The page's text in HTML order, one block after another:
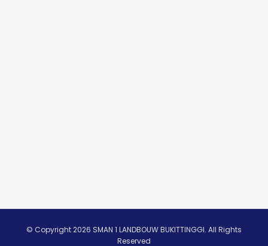
© Copyright 2026 SMAN 1 LANDBOUW BUKITTINGGI. All Rights
Reserved